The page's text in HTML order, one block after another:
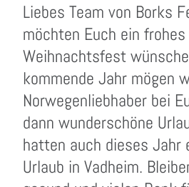
Liebes Team von Borks
möchten Euch ein
Weihnachtsfest
kommende Jahr mögen
Norwegenliebhaber bei
dann wunderschöne
hatten auch dieses Jahr
Urlaub in Vadheim.